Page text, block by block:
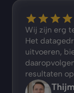
Wij zijn erg
Het
uitvoeren,
resultaten